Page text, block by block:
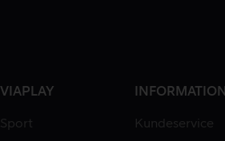
VIAPLAY
Sport
INFORMATION
Kundeservice